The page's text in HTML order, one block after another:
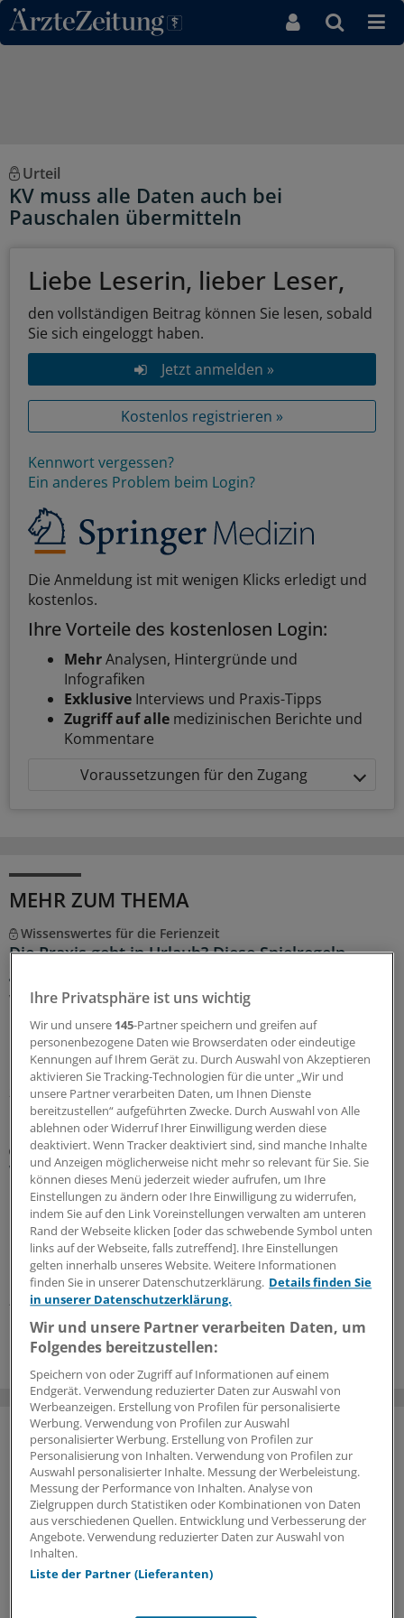
Direkt zum Inhaltsbereich
Urteil
KV muss alle Daten auch bei
Pauschalen übermitteln
Liebe Leserin, lieber Leser,
den vollständigen Beitrag können Sie lesen, sobald
Sie sich eingeloggt haben.
Jetzt anmelden »
Kostenlos registrieren »
Kennwort vergessen?
Ein anderes Problem beim Login?
Die Anmeldung ist mit wenigen Klicks erledigt und
kostenlos.
Ihre Vorteile des kostenlosen Login:
MehrAnalysen, Hintergründe und
Infografiken
Exklusive Interviews und Praxis-Tipps
Zugriff auf alle medizinischen Berichte und
Kommentare
Voraussetzungen für den Zugang
MEHR ZUM THEMA
Wissenswertes für die Ferienzeit
Die Praxis geht in Urlaub? Diese Spielregeln
Wer eine vertragsärztliche Praxis führt, muss vor seinem
Urlaub eine Vertretung organisieren. Was dabei zu
beachten ist – und ab wann die KV informiert werden
muss.
26.07.2026
„ÄrzteTag“-Podcast
Was bringt eine Mitarbeiterbeteiligung für die
Praxis, Dr. Lindenau?
In unternehmerische Verantwortung kann man auch
hineinwachsen – etwa über Beteiligungsmodelle an
Praxen oder MVZ. Wie dabei vorzugehen ist und was es
bringt, erläutert Rechtsanwalt Dr.Lars Lindenauim
„ÄrzteTag“-Podcast.
14.07.2026
Ihre Privatsphäre ist uns wichtig
Wir und unsere 145-Partner speichern und greifen auf
personenbezogene Daten wie Browserdaten oder eindeutige
Kennungen auf Ihrem Gerät zu. Durch Auswahl von Akzeptieren
aktivieren Sie Tracking-Technologien für die unter „Wir und
unsere Partner verarbeiten Daten, um Ihnen Dienste
bereitzustellen“ aufgeführten Zwecke. Durch Auswahl von Alle
ablehnen oder Widerruf Ihrer Einwilligung werden diese
deaktiviert. Wenn Tracker deaktiviert sind, sind manche Inhalte
und Anzeigen möglicherweise nicht mehr so relevant für Sie. Sie
können dieses Menü jederzeit wieder aufrufen, um Ihre
Einstellungen zu ändern oder Ihre Einwilligung zu widerrufen,
indem Sie auf den Link Voreinstellungen verwalten am unteren
Rand der Webseite klicken [oder das schwebende Symbol unten
links auf der Webseite, falls zutreffend]. Ihre Einstellungen
gelten innerhalb unseres Website. Weitere Informationen
finden Sie in unserer Datenschutzerklärung. Details finden Sie
in unserer Datenschutzerklärung.
Wir und unsere Partner verarbeiten Daten, um
Folgendes bereitzustellen:
Speichern von oder Zugriff auf Informationen auf einem
Endgerät. Verwendung reduzierter Daten zur Auswahl von
Werbeanzeigen. Erstellung von Profilen für personalisierte
Werbung. Verwendung von Profilen zur Auswahl
personalisierter Werbung. Erstellung von Profilen zur
Personalisierung von Inhalten. Verwendung von Profilen zur
Auswahl personalisierter Inhalte. Messung der Werbeleistung.
Messung der Performance von Inhalten. Analyse von
Zielgruppen durch Statistiken oder Kombinationen von Daten
aus verschiedenen Quellen. Entwicklung und Verbesserung der
Angebote. Verwendung reduzierter Daten zur Auswahl von
Inhalten.
Liste der Partner (Lieferanten)